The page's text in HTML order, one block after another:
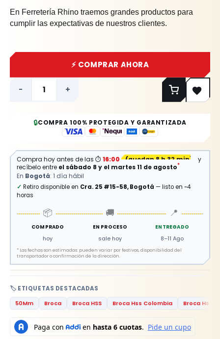
En Ferretería Rhino traemos grandes productos para
cumplir las expectativas de nuestros clientes.
- +
⚡ COMPRAR AHORA
🏷️ ETIQUETAS DESTACADAS
50Mm
Broca Broca HSS Broca Hss Colombia Broca Hss
🔒COMPRA 100% PROTEGIDA Y GARANTIZADA
Compra hoy antes de las ⏱ 16:00 (quedan 8 h 32 min)
y
recíbelo entre el sábado 8 y el martes 11 de agosto*
En Bogotá: 1 día hábil
✓ Retiro disponible en Cra. 25 #15-58, Bogotá — listo en ~4
horas
📦
COMPRADO
hoy
🚚
EN PROCESO
sale hoy
📍
ENTREGADO
8–11 Ago
* Las fechas son estimadas: pueden variar por festivos, disponibilidad del
transportador o confirmación de la dirección.